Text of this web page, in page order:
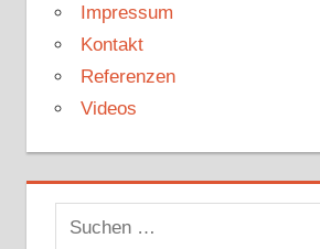
Impressum
Kontakt
Referenzen
Videos
Suchen